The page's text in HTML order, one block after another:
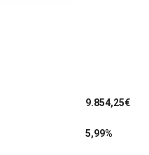
9.854,25€
5,99%